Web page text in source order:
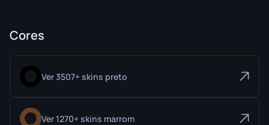
Cores
Ver 3507+ skins preto
Ver 1270+ skins marrom